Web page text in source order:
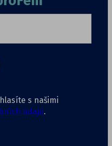
s našimi
údajů.